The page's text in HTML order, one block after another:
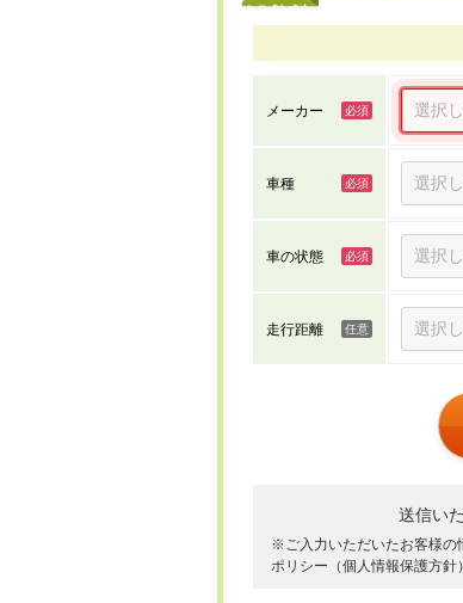
メーカー
車種
車の状態
走行距離
送信い
※ご入力いただいたお客様の
ポリシー（個人情報保護方針